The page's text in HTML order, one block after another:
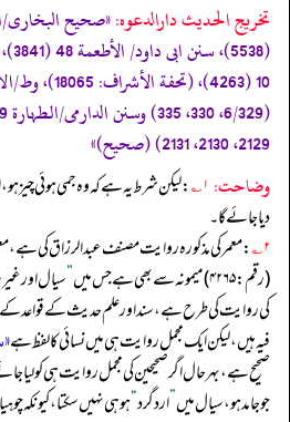
تخریج الحدیث دارالدعوہ:
2129، 2130، 2131) (صحیح)»
وضاحت: ۱؎ : لیکن شرط یہ ہے کہ وہ جمی ہوئی چیز
دیا جائے گا۔
۲؎ : معمر کی مذکورہ روایت مصنف عبدالرزاق کی ہے،
(رقم: ۴۲۶۵) میمونہ سے بھی ہے جس میں
”سیال اور
کی روایت کی طرح ہے، سند اور علم حدیث کے قواعد کے
فیہ ہیں، لیکن ایک مجمل روایت ہی میں نسائی کا لفظ ہے
صحیح ہے، بہرحال اگر صحیحین کی مجمل روایت ہی کو لیا
جو جامد ہو، سیال میں”ارد گرد“ہو ہی نہیں سکتا، کیونکہ